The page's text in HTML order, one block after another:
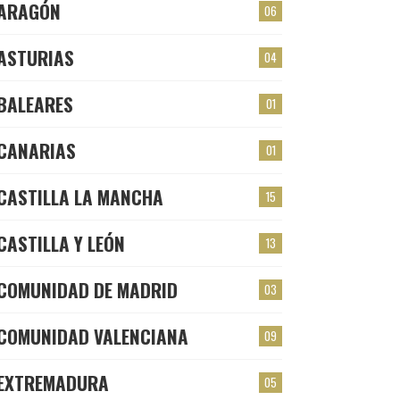
06
04
01
01
15
LA MANCHA
13
Y LEÓN
03
DE MADRID
09
VALENCIANA
05